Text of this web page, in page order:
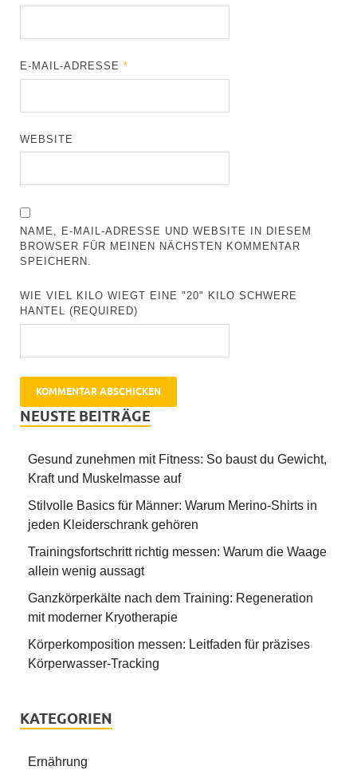
E-MAIL-ADRESSE*
WEBSITE
NAME, E-MAIL-ADRESSE UND WEBSITE IN DIESEM
BROWSER FÜR MEINEN NÄCHSTEN KOMMENTAR
SPEICHERN.
WIE VIEL KILO WIEGT EINE "20" KILO SCHWERE
HANTEL (REQUIRED)
NEUSTE BEITRÄGE
Gesund zunehmen mit Fitness: So baust du Gewicht,
Kraft und Muskelmasse auf
Stilvolle Basics für Männer: Warum Merino-Shirts in
jeden Kleiderschrank gehören
Trainingsfortschritt richtig messen: Warum die Waage
allein wenig aussagt
Ganzkörperkälte nach dem Training: Regeneration
mit moderner Kryotherapie
Körperkomposition messen: Leitfaden für präzises
Körperwasser-Tracking
KATEGORIEN
Ernährung